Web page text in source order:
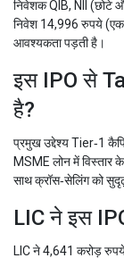
निवेशक QIB, NII (छोटे
निवेश 14,996 रुपये (एक
आवश्यकता पड़ती है।
इस IPO से
है?
प्रमुख उद्देश्य Tier‑1
MSME लोन में विस्तार
साथ क्रॉस‑सेलिंग को
LIC ने इस
LIC ने 4,641 करोड़